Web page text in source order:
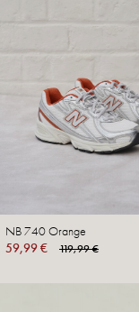
NB 740 Orange
59,99 €
119,99 €